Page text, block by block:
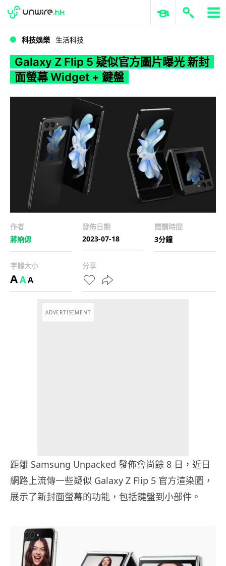
WWDC 2026 ERP 與商業 AI
科技娛樂 生活科技
Galaxy Z Flip 5 疑似官方圖片曝光 新封
面螢幕 Widget + 鍵盤
作者
蔣納偲
發佈日期
2023-07-18
閱讀時間
3分鐘
字體大小
AAA
分享
ADVERTISEMENT
距離 Samsung Unpacked 發佈會尚餘 8 日，近日
網路上流傳一些疑似 Galaxy Z Flip 5 官方渲染圖，
展示了新封面螢幕的功能，包括鍵盤到小部件。